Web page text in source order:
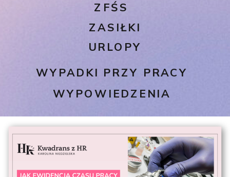
URLOPY
WYPADKI PRZY PRACY
WYPOWIEDZENIA
ZASIŁKI
ZFŚS